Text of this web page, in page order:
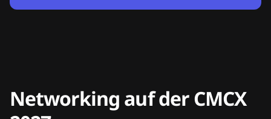
Networking auf der CMCX